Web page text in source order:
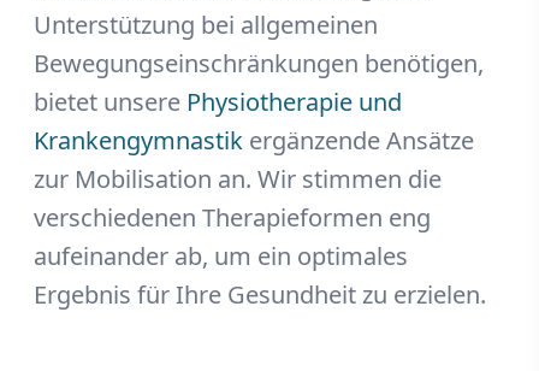
Unterstützung bei allgemeinen
Bewegungseinschränkungen benötigen,
bietet unsere Physiotherapie und
Krankengymnastik ergänzende Ansätze
zur Mobilisation an. Wir stimmen die
verschiedenen Therapieformen eng
aufeinander ab, um ein optimales
Ergebnis für Ihre Gesundheit zu erzielen.